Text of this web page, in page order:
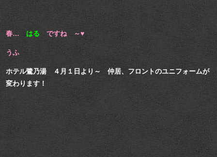
春… はる ですね ～♥
うふ
ホテル鷺乃湯 ４月１日より～ 仲居、フロントのユニフォームが
変わります！